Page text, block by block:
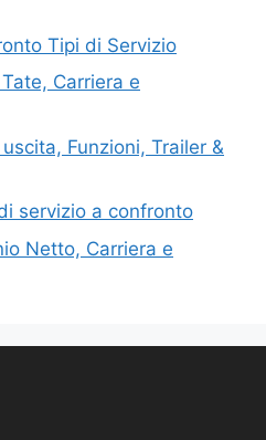
Tipi di Servizio
Carriera e
Funzioni, Trailer &
servizio a confronto
Netto, Carriera e